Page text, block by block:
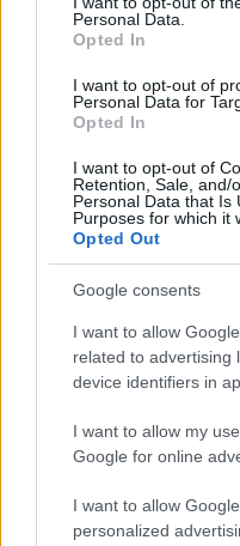
Personal Data.
Opted In
I want to opt-out of
Personal Data for
Opted In
I want to opt-out of
Retention, Sale, and/
Personal Data that Is
Purposes for which it
Opted Out
Google consents
I want to allow
related to advertising
device identifiers in
I want to allow my
Google for online
I want to allow
personalized
arlequin
@Seduxen:
de azért szeretlek.